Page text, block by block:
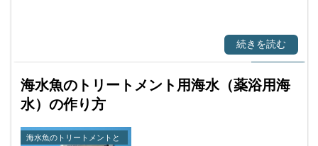
続きを読む
海水魚のトリートメント用海水（薬浴用海
水）の作り方
海水魚のトリートメントと